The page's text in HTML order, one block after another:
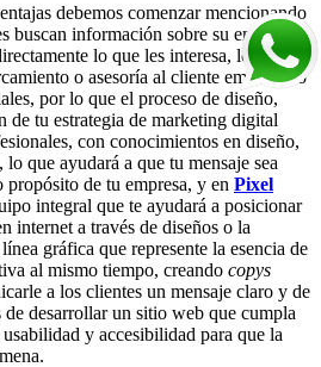
debemos comenzar mencionando
buscan información sobre su empresa o
lo que les interesa, lo que se
o asesoría al cliente empleando
por lo que el proceso de diseño,
de tu estrategia de marketing digital
con conocimientos en diseño,
que ayudará a que tu mensaje sea
de tu empresa, y en Pixel
integral que te ayudará a posicionar
internet a través de diseños o la
gráfica que represente la esencia de
al mismo tiempo, creando copys
a los clientes un mensaje claro y de
desarrollar un sitio web que cumpla
y accesibilidad para que la